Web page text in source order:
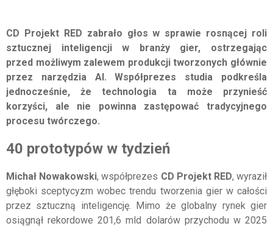
CD Projekt RED zabrało głos w sprawie rosnącej roli
sztucznej inteligencji w branży gier, ostrzegając
przed możliwym zalewem produkcji tworzonych głównie
przez narzędzia AI. Współprezes studia podkreśla
jednocześnie, że technologia ta może przynieść
korzyści, ale nie powinna zastępować tradycyjnego
procesu twórczego.
40 prototypów w tydzień
Michał Nowakowski, współprezes CD Projekt RED, wyraził
głęboki sceptycyzm wobec trendu tworzenia gier w całości
przez sztuczną inteligencję. Mimo że globalny rynek gier
osiągnął rekordowe 201,6 mld dolarów przychodu w 2025